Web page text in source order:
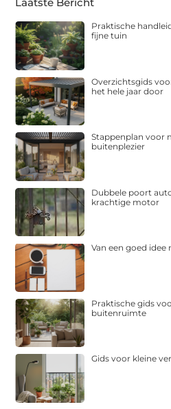
Praktische
fijne tuin
Overzichtsgids
het hele jaar door
Stappenplan voor
buitenplezier
Dubbele poort
krachtige motor
Van een goed idee
Praktische gids
buitenruimte
Gids voor kleine